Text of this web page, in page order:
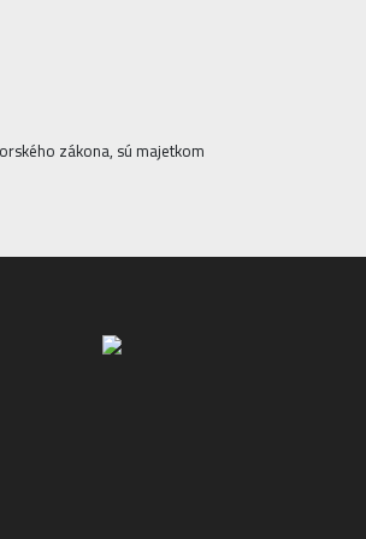
zákona, sú majetkom